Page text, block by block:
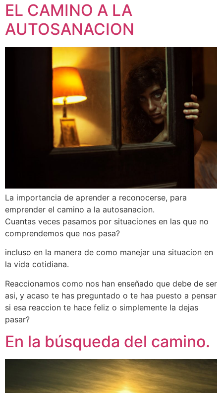
EL CAMINO A LA
AUTOSANACION
La importancia de aprender a reconocerse, para
emprender el camino a la autosanacion.
Cuantas veces pasamos por situaciones en las que no
comprendemos que nos pasa?
incluso en la manera de como manejar una situacion en
la vida cotidiana.
Reaccionamos como nos han enseñado que debe de ser
asi, y acaso te has preguntado o te haa puesto a pensar
si esa reaccion te hace feliz o simplemente la dejas
pasar?
En la búsqueda del camino.